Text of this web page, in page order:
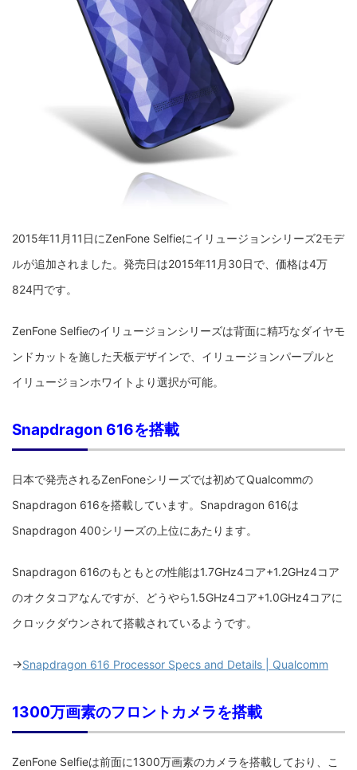
2015年11月11日にZenFone Selfieにイリュージョンシリーズ2モデ
ルが追加されました。発売日は2015年11月30日で、価格は4万
824円です。
ZenFone Selfieのイリュージョンシリーズは背面に精巧なダイヤモ
ンドカットを施した天板デザインで、イリュージョンパープルと
イリュージョンホワイトより選択が可能。
Snapdragon 616を搭載
日本で発売されるZenFoneシリーズでは初めてQualcommの
Snapdragon 616を搭載しています。Snapdragon 616は
Snapdragon 400シリーズの上位にあたります。
Snapdragon 616のもともとの性能は1.7GHz4コア+1.2GHz4コア
のオクタコアなんですが、どうやら1.5GHz4コア+1.0GHz4コアに
クロックダウンされて搭載されているようです。
→Snapdragon 616 Processor Specs and Details | Qualcomm
1300万画素のフロントカメラを搭載
ZenFone Selfieは前面に1300万画素のカメラを搭載しており、こ